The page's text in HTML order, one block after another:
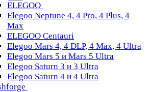
ELEGOO
Elegoo Neptune 4, 4 Pro, 4 Plus, 4
Max
ELEGOO Centauri
Elegoo Mars 4, 4 DLP, 4 Max, 4 Ultra
Elegoo Mars 5 и Mars 5 Ultra
Elegoo Saturn 3 и 3 Ultra
Elegoo Saturn 4 и 4 Ultra